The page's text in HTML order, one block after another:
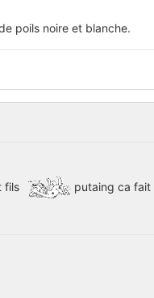
poils noire et blanche.
fils
putaing ca fait